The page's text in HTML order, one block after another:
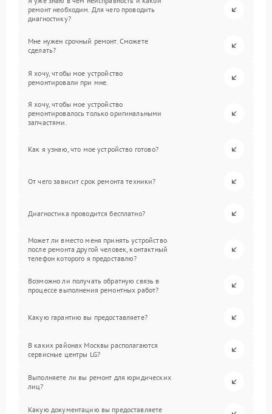
ремонт необходим. Для чего проводить
диагностику?
Мне нужен срочный ремонт. Сможете
сделать?
Я хочу, чтобы мое устройство
ремонтировали при мне.
Я хочу, чтобы мое устройство
ремонтировалось только оригинальными
запчастями.
Как я узнаю, что мое устройство готово?
От чего зависит срок ремонта техники?
Диагностика проводится бесплатно?
Может ли вместо меня принять устройство
после ремонта другой человек, контактный
телефон которого я предоставлю?
Возможно ли получать обратную связь в
процессе выполнения ремонтных работ?
Какую гарантию вы предоставляете?
В каких районах Москвы располагаются
сервисные центры LG?
Выполняете ли вы ремонт для юридических
лиц?
Какую документацию вы предоставляете